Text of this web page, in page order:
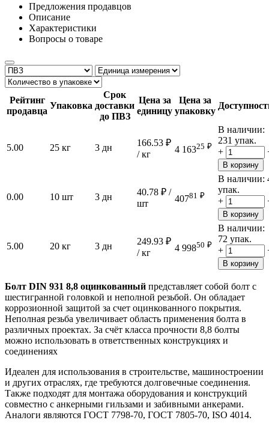
Предложения продавцов
Описание
Характеристики
Вопросы о товаре
Рейтинг
продавца
Упаковка
Срок
доставки
до ПВЗ
Цена за
единицу
Цена за
упаковку
5.00 25 кг 3 дн 166.53 ₽
/ кг
4 16325 ₽
В наличии:
231 упак.
+
В корзину
0.00 10 шт 3 дн 40.78 ₽ /
шт
40781 ₽
В наличии:
упак.
+
В корзину
5.00 20 кг 3 дн 249.93 ₽
/ кг
4 99850 ₽
В наличии:
72 упак.
+
В корзину
Болт DIN 931 8,8 оцинкованный представляет собой болт с
шестигранной головкой и неполной резьбой. Он обладает
коррозионной защитой за счет оцинкованного покрытия.
Неполная резьба увеличивает область применения болта в
различных проектах. За счёт класса прочности 8,8 болты
можно использовать в ответственных конструкциях и
соединениях
Идеален для использования в строительстве, машиностроении
и других отраслях, где требуются долговечные соединения.
Также подходят для монтажа оборудования и конструкций
совместно с анкерными гильзами и забивными анкерами.
Аналоги являются ГОСТ 7798-70, ГОСТ 7805-70, ISO 4014.